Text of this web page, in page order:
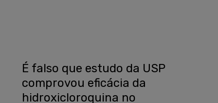
É falso que estudo da USP
comprovou eficácia da
hidroxicloroquina no